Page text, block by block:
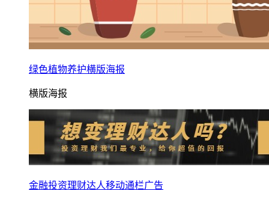
绿色植物养护横版海报
横版海报
金融投资理财达人移动通栏广告